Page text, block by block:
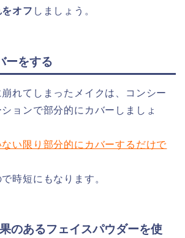
オフ しましょう。
ーをする
れてしまったメイクは、コンシー
ョンで部分的にカバーしましょ
い限り部分的にカバーするだけで
時短にもなります。
のあるフェイスパウダーを使